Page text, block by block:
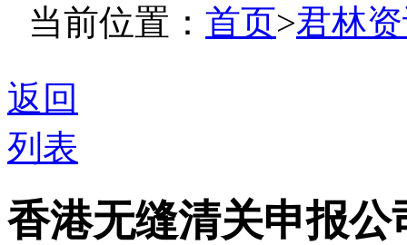
当前位置： 首页>君林
返回
列表
香港无缝清关申报